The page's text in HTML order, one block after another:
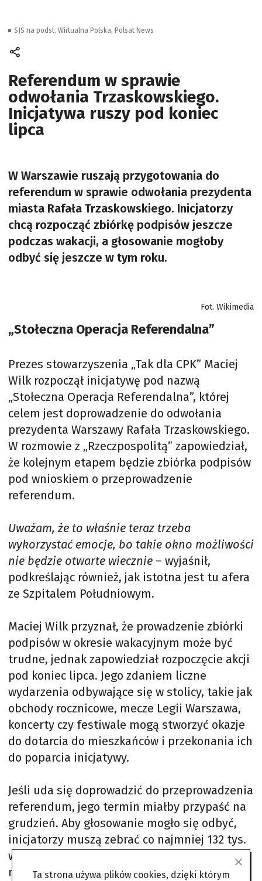
Referendum w sprawie
odwołania Trzaskowskiego.
Inicjatywa ruszy pod koniec
lipca
W Warszawie ruszają przygotowania do
referendum w sprawie odwołania prezydenta
miasta Rafała Trzaskowskiego. Inicjatorzy
chcą rozpocząć zbiórkę podpisów jeszcze
podczas wakacji, a głosowanie mogłoby
odbyć się jeszcze w tym roku.
Fot. Wikimedia
„Stołeczna Operacja Referendalna”
Prezes stowarzyszenia „Tak dla CPK” Maciej
Wilk rozpoczął inicjatywę pod nazwą
„Stołeczna Operacja Referendalna”, której
celem jest doprowadzenie do odwołania
prezydenta Warszawy Rafała Trzaskowskiego.
W rozmowie z „Rzeczpospolitą” zapowiedział,
że kolejnym etapem będzie zbiórka podpisów
pod wnioskiem o przeprowadzenie
referendum.
Uważam, że to właśnie teraz trzeba
wykorzystać emocje, bo takie okno możliwości
nie będzie otwarte wiecznie – wyjaśnił,
podkreślając również, jak istotna jest tu afera
ze Szpitalem Południowym.
Maciej Wilk przyznał, że prowadzenie zbiórki
podpisów w okresie wakacyjnym może być
trudne, jednak zapowiedział rozpoczęcie akcji
pod koniec lipca. Jego zdaniem liczne
wydarzenia odbywające się w stolicy, takie jak
obchody rocznicowe, mecze Legii Warszawa,
koncerty czy festiwale mogą stworzyć okazje
do dotarcia do mieszkańców i przekonania ich
do poparcia inicjatywy.
Jeśli uda się doprowadzić do przeprowadzenia
referendum, jego termin miałby przypaść na
grudzień. Aby głosowanie mogło się odbyć,
inicjatorzy muszą zebrać co najmniej 132 tys.
ważnych podpisów. Samo referendum będzie
natomiast wiążące pod względem frekwencji,
SJS na podst. Wirtualna Polska, Polsat News
Ta strona używa plików cookies, dzięki którym